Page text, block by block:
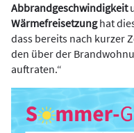
Abbrandgeschwindigkeit
Wärmefreisetzunghat
dass bereits nach kurzer
den über der
auftraten.“